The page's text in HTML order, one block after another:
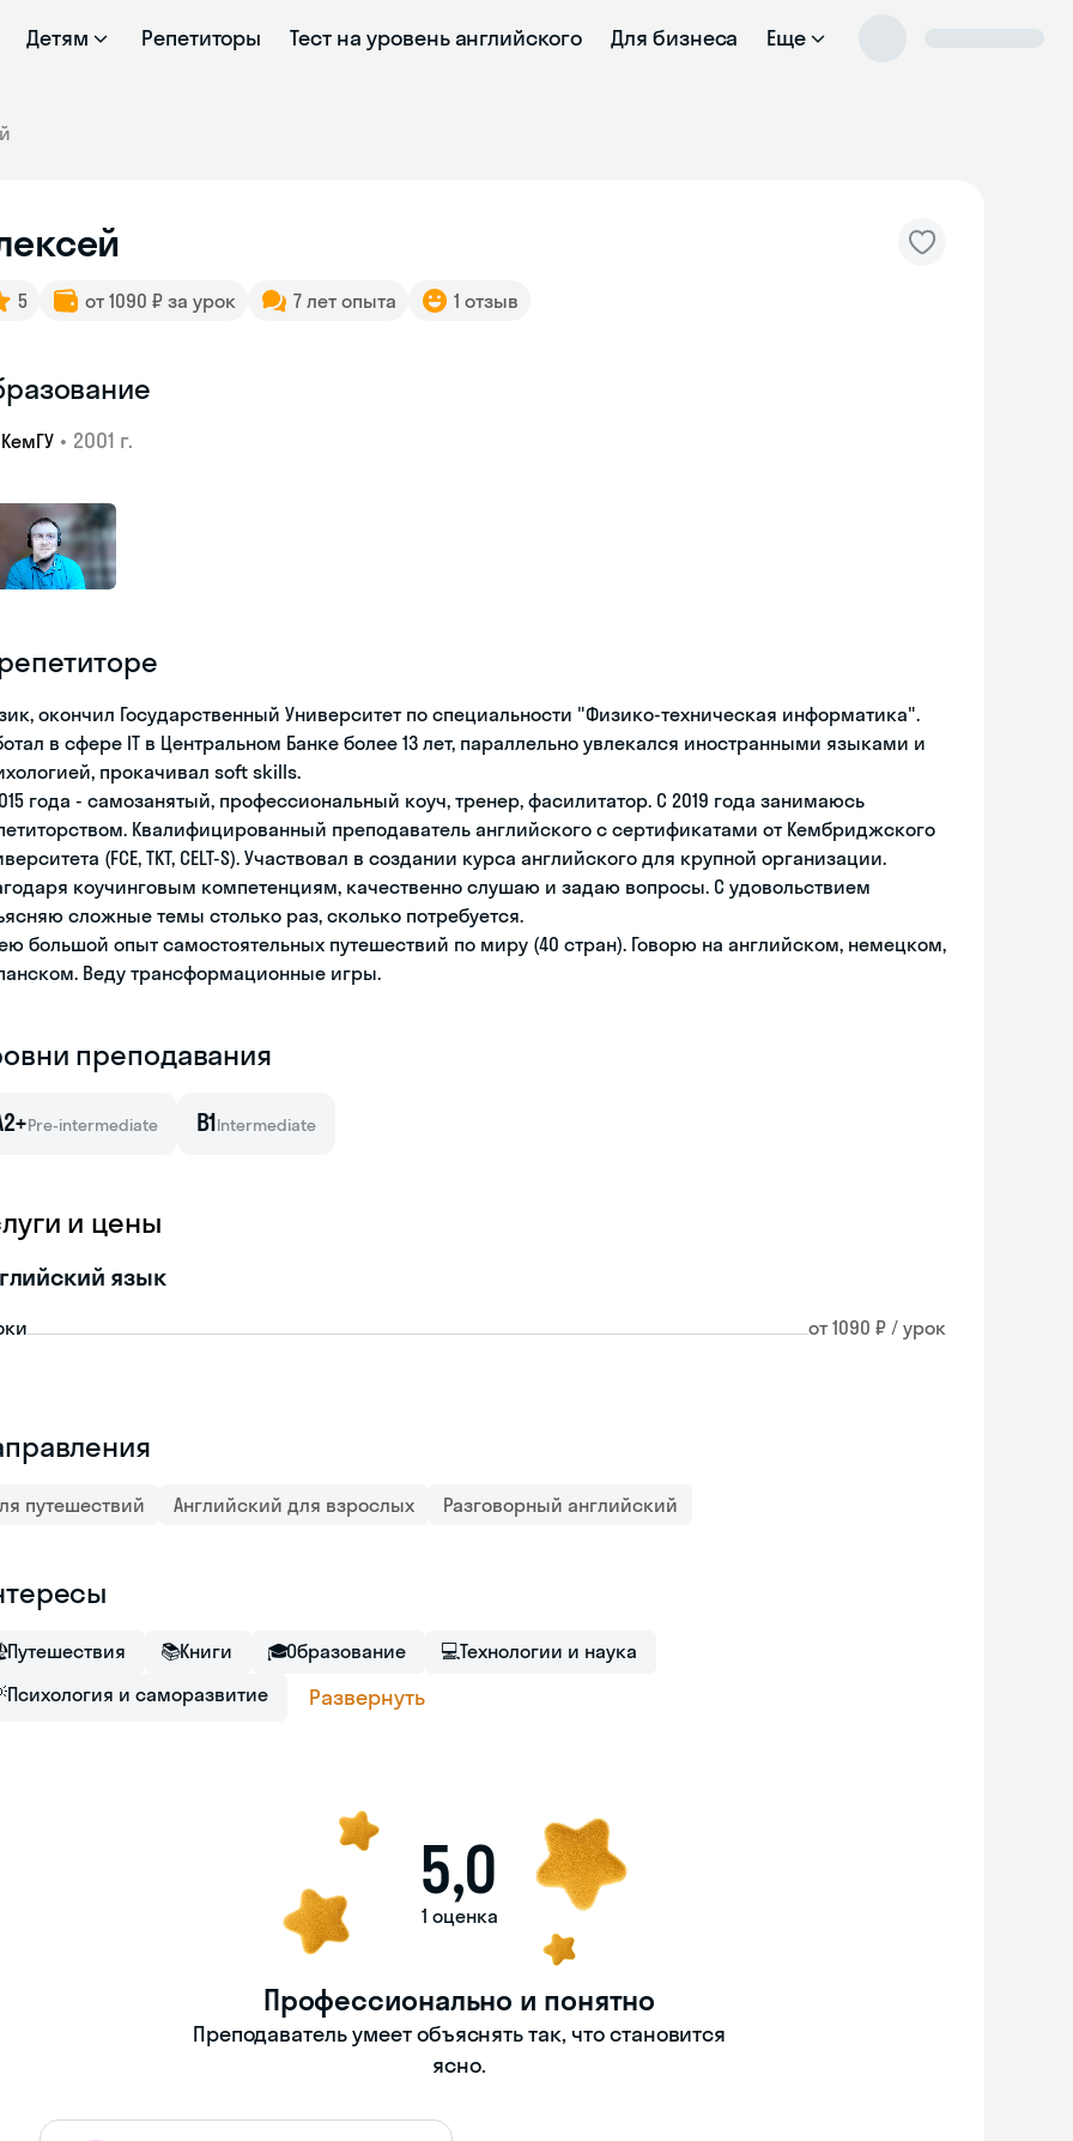
Детям Репетиторы Тест на уровень английского Для бизнеса Еще
5 от 1090 ₽ за урок 7 лет опыта 1 отзыв
КемГУ • 2001 г.
окончил Государственный Университет по специальности "Физико-техническая информатика".
в сфере IT в Центральном Банке более 13 лет, параллельно увлекался иностранными языками и
прокачивал soft skills.
года - самозанятый, профессиональный коуч, тренер, фасилитатор. С 2019 года занимаюсь
Квалифицированный преподаватель английского с сертификатами от Кембриджского
(FCE, TKT, CELT-S). Участвовал в создании курса английского для крупной организации.
коучинговым компетенциям, качественно слушаю и задаю вопросы. С удовольствием
сложные темы столько раз, сколько потребуется.
большой опыт самостоятельных путешествий по миру (40 стран). Говорю на английском, немецком,
Веду трансформационные игры.
преподавания
Pre-intermediate B1Intermediate
и цены
язык
от 1090 ₽ / урок
путешествий Английский для взрослых Разговорный английский
Путешествия 📚Книги 🎓Образование 💻Технологии и наука
Психология и саморазвитие Развернуть
5,0
1 оценка
Профессионально и понятно
Преподаватель умеет объяснять так, что становится
ясно.